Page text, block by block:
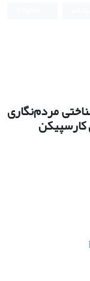
مردم‌نگاری
کارسپیکن